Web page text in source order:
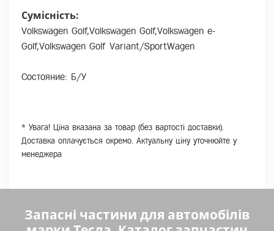
Сумісність:
Volkswagen Golf,Volkswagen Golf,Volkswagen e-
Golf,Volkswagen Golf Variant/SportWagen
Состояние: Б/У
* Увага! Ціна вказана за товар (без вартості доставки).
Доставка оплачується окремо. Актуальну ціну уточнюйте у
менеджера
Запасні частини для автомобілів